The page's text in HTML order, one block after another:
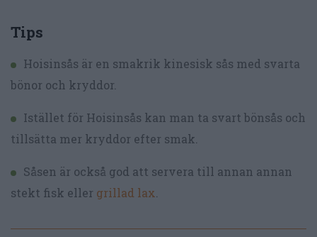
Tips
Hoisinsås är en smakrik kinesisk sås med svarta
bönor och kryddor.
Istället för Hoisinsås kan man ta svart bönsås och
tillsätta mer kryddor efter smak.
Såsen är också god att servera till annan annan
stekt fisk eller grillad lax.